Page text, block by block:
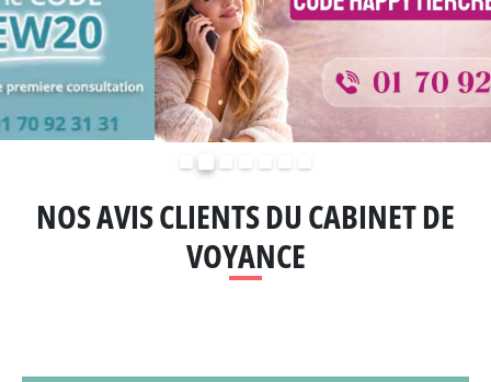
NOS AVIS CLIENTS DU CABINET DE
VOYANCE